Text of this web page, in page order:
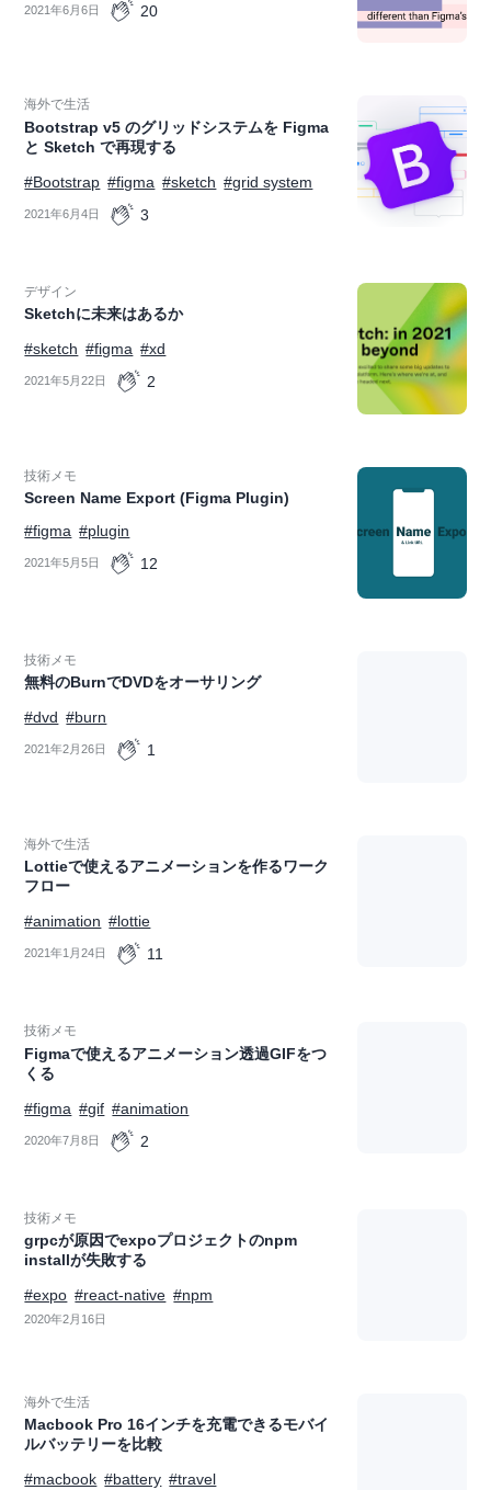
2021年6月6日 20
海外で生活
Bootstrap v5 のグリッドシステムを Figma
と Sketch で再現する
#Bootstrap #figma #sketch #grid system
2021年6月4日 3
デザイン
Sketchに未来はあるか
#sketch #figma #xd
2021年5月22日 2
技術メモ
Screen Name Export (Figma Plugin)
#figma #plugin
2021年5月5日 12
技術メモ
無料のBurnでDVDをオーサリング
#dvd #burn
2021年2月26日 1
海外で生活
Lottieで使えるアニメーションを作るワーク
フロー
#animation #lottie
2021年1月24日 11
技術メモ
Figmaで使えるアニメーション透過GIFをつ
くる
#figma #gif #animation
2020年7月8日 2
技術メモ
grpcが原因でexpoプロジェクトのnpm
installが失敗する
#expo #react-native #npm
2020年2月16日
海外で生活
Macbook Pro 16インチを充電できるモバイ
ルバッテリーを比較
#macbook #battery #travel